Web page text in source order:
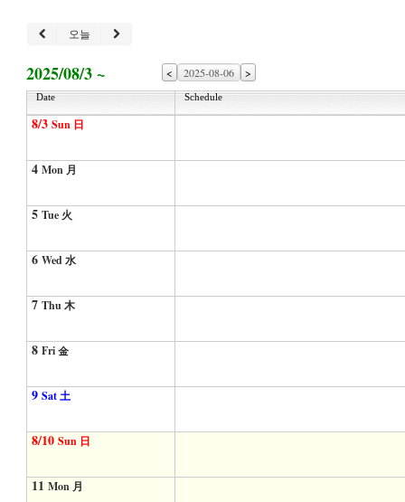
오늘
2025/08/3 ~ < >
Date Schedule
8/3 Sun 日
4 Mon 月
5 Tue 火
6 Wed 水
7 Thu 木
8 Fri 金
9 Sat 土
8/10 Sun 日
11 Mon 月